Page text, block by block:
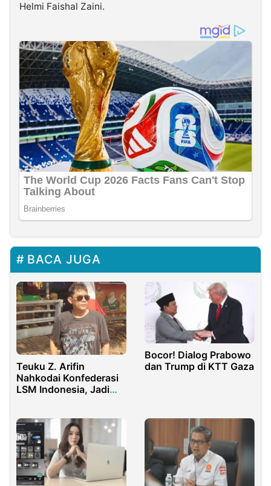
Helmi Faishal Zaini.
BACA JUGA
Teuku Z. Arifin
Nahkodai Konfederasi
LSM Indonesia, Jadi
Bocor! Dialog Prabowo
dan Trump di KTT Gaza